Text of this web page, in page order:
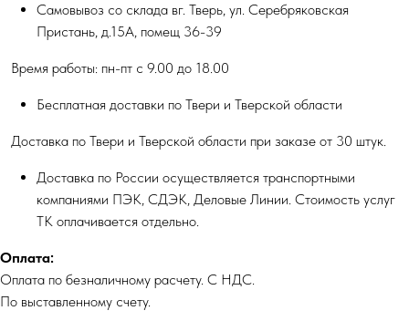
Самовывоз со склада вг. Тверь, ул. Серебряковская
Пристань, д.15А, помещ 36-39
Время работы: пн-пт с 9.00 до 18.00
Бесплатная доставки по Твери и Тверской области
Доставка по Твери и Тверской области при заказе от 30 штук.
Доставка по России осуществляется транспортными
компаниями ПЭК, СДЭК, Деловые Линии. Стоимость услуг
ТК оплачивается отдельно.
Оплата:
Оплата по безналичному расчету. С НДС.
По выставленному счету.